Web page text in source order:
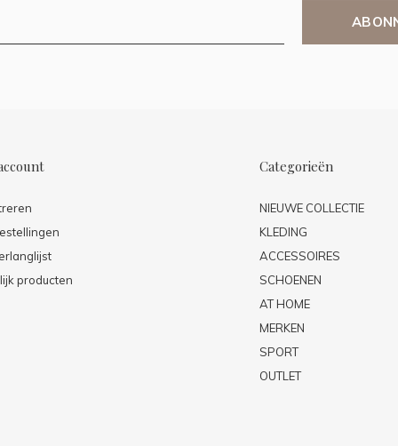
producten
Categorieën
NIEUWE COLLECTIE
KLEDING
ACCESSOIRES
SCHOENEN
AT HOME
MERKEN
SPORT
OUTLET